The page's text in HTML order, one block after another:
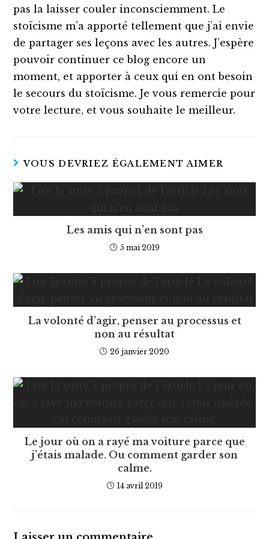
pas la laisser couler inconsciemment. Le
stoïcisme m’a apporté tellement que j’ai envie
de partager ses leçons avec les autres. J’espère
pouvoir continuer ce blog encore un
moment, et apporter à ceux qui en ont besoin
le secours du stoïcisme. Je vous remercie pour
votre lecture, et vous souhaite le meilleur.
VOUS DEVRIEZ ÉGALEMENT AIMER
Les amis qui n’en sont pas
5 mai 2019
La volonté d’agir, penser au processus et
non au résultat
26 janvier 2020
Le jour où on a rayé ma voiture parce que
j’étais malade. Ou comment garder son
calme.
14 avril 2019